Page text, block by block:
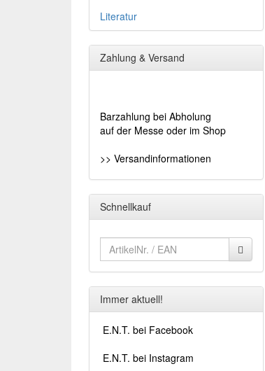
Literatur
Zahlung & Versand
Barzahlung bei Abholung
auf der Messe oder im Shop
>> Versandinformationen
Schnellkauf
Immer aktuell!
E.N.T. bei Facebook
E.N.T. bei Instagram